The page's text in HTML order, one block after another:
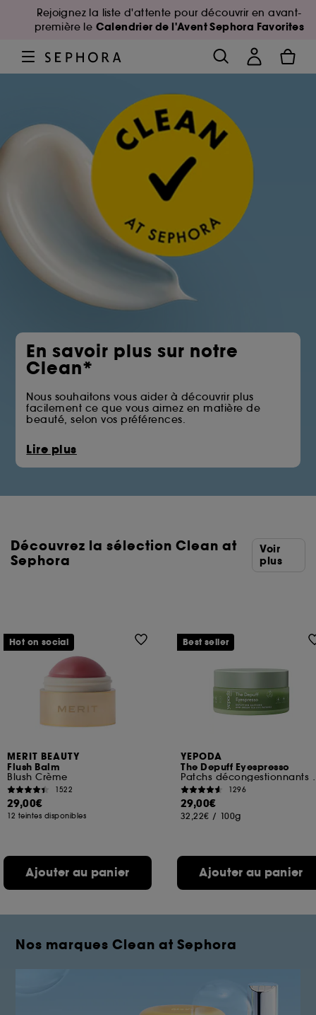
Rejoignez la liste d'attente pour découvrir en avant-
première le Calendrier de l'Avent Sephora Favorites
En savoir plus sur notre
Clean*
Nous souhaitons vous aider à découvrir plus
facilement ce que vous aimez en matière de
beauté, selon vos préférences.
La pastille Clean at Sephora vous permet
d’identifier les produits qui écartent certains des
ingrédients issus des familles telles que les huiles
*Clean at Sephora = Des formules aux ingrédients
sélectionnés avec soin.
Lire plus
Découvrez la sélection Clean at
Sephora
Voir
plus
MERIT BEAUTY
Flush Balm
Blush Crème
1522
29,00€
12 teintes disponibles
Ajouter au panier
Hot on social
YEPODA
The Depuff Eyespresso
Patchs
1296
29,00€
32,22€ / 100g
Ajouter au panier
Best seller
Nos marques Clean at Sephora